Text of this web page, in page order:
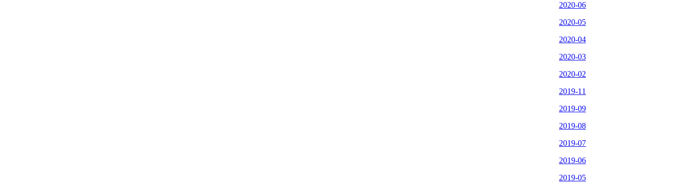
2020-06
2020-05
2020-04
2020-03
2020-02
2019-11
2019-09
2019-08
2019-07
2019-06
2019-05